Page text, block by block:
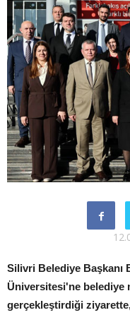
Silivri Belediye Başkanı
Üniversitesi'ne belediye
gerçekleştirdiği